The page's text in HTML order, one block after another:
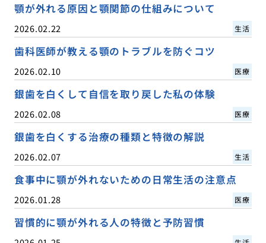
顎が外れる原因と顎関節の仕組みについて
2026.02.22 生活
歯科医師が教える顎のトラブルを防ぐコツ
2026.02.10 医療
銀歯を白くして自信を取り戻した私の体験
2026.02.08 医療
銀歯を白くする治療の種類と特徴の解説
2026.02.07 生活
食事中に顎が外れないための日常生活の注意点
2026.01.28 医療
習慣的に顎が外れる人の特徴と予防習慣